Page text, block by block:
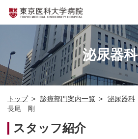
トップ
外来・入院案内
外来
入院
患者支援・相談窓口
診療部門案内
診療部門案内一覧
医師・歯科医師等情報検索
病院案内
基本情報
役割・取り組み
医療関係の方
採用関連 ENGLISH
泌尿器科
トップ 診療部門案内一覧 泌尿器科
長尾 剛
スタッフ紹介